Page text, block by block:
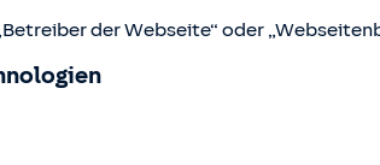
der Webseite“ oder